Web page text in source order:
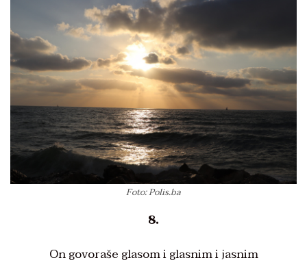
Foto: Polis.ba
8.
On govoraše glasom i glasnim i jasnim